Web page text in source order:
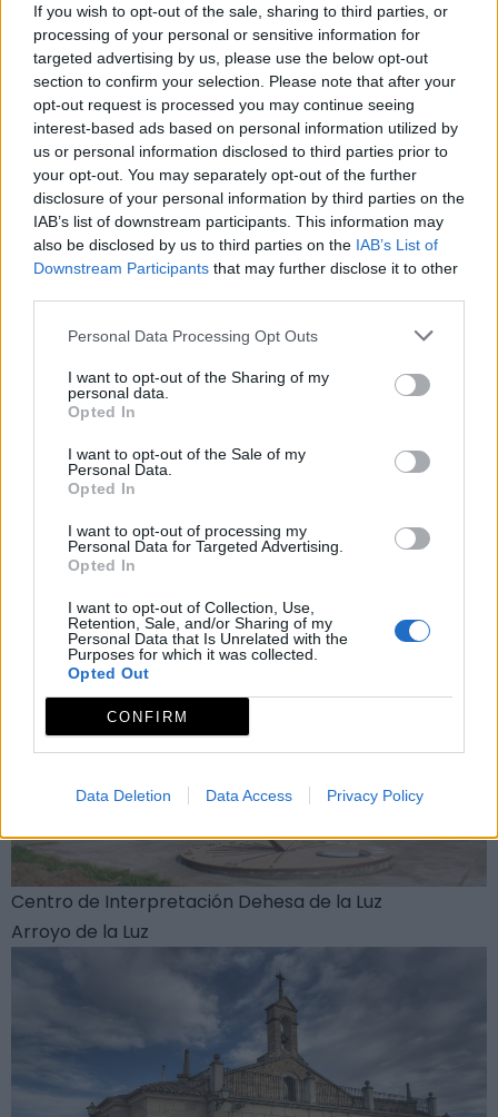
If you wish to opt-out of the sale, sharing to third parties, or
processing of your personal or sensitive information for
targeted advertising by us, please use the below opt-out
section to confirm your selection. Please note that after your
opt-out request is processed you may continue seeing
interest-based ads based on personal information utilized by
us or personal information disclosed to third parties prior to
your opt-out. You may separately opt-out of the further
disclosure of your personal information by third parties on the
IAB’s list of downstream participants. This information may
also be disclosed by us to third parties on the IAB’s List of
Downstream Participants that may further disclose it to other
Personal Data Processing Opt Outs
I want to opt-out of the Sharing of my
personal data.
Opted In
I want to opt-out of the Sale of my
Personal Data.
Opted In
I want to opt-out of processing my
Personal Data for Targeted Advertising.
Opted In
I want to opt-out of Collection, Use,
Retention, Sale, and/or Sharing of my
Personal Data that Is Unrelated with the
Purposes for which it was collected.
Opted Out
CONFIRM
Data Deletion Data Access Privacy Policy
La Dehesa de la Luz atesora en su interior un
importante número de vestigios arqueológicos,
constituyendo un yacimiento tardorromano-visigodo
que destaca fundamentalmente por la gran
colección de tumbas que, englobadas básicamente
en tres secciones, complementan una de las
necrópolis de sepulcros excavados en roca más
relevante de la región. Esta riqueza arqueológica se ha
visto incrementada con el reciente descubrimiento
Este paraje natural es también centro espiritual al
albergar la ermita donde se encuentra la Virgen de la
Luz, patrona de la localidad. Cada año se celebra una
grandes acontecimientos locales, que supone un
símbolo de identidad y una fuerte vinculación
emocional del pueblo con la Dehesa.
También te recomendamos
Centro de Interpretación Dehesa de la Luz
Arroyo de la Luz